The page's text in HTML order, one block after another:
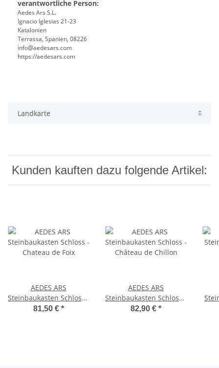
verantwortliche Person:
Aedes Ars S.L.
Ignacio Iglesias 21-23
Katalonien
Terrassa, Spanien, 08226
info@aedesars.com
https://aedesars.com
Landkarte
Kunden kauften dazu folgende Artikel:
AEDES ARS
Steinbaukasten Schloss -
Chateau de Foix
81,50 € *
AEDES ARS
Steinbaukasten Schloss -
Château de Chillon
82,90 € *